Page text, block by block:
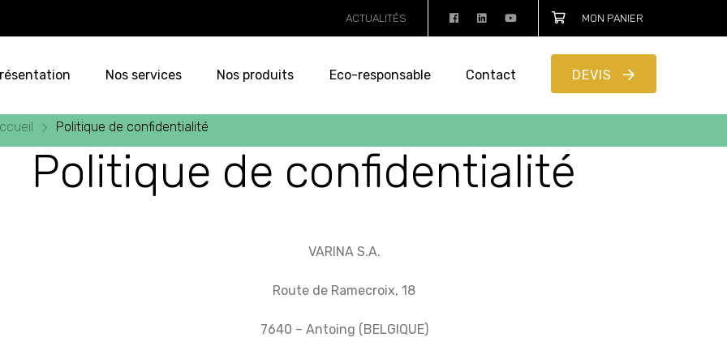
MON PANIER
ACTUALITÉS
Nos services Nos produits Eco-responsable Contact DEVIS
Politique de confidentialité
Politique de confidentialité
VARINA S.A.
Route de Ramecroix, 18
7640 – Antoing (BELGIQUE)